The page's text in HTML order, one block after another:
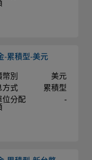
-累積型-美元
別
美元
方式
累積型
位分配
-